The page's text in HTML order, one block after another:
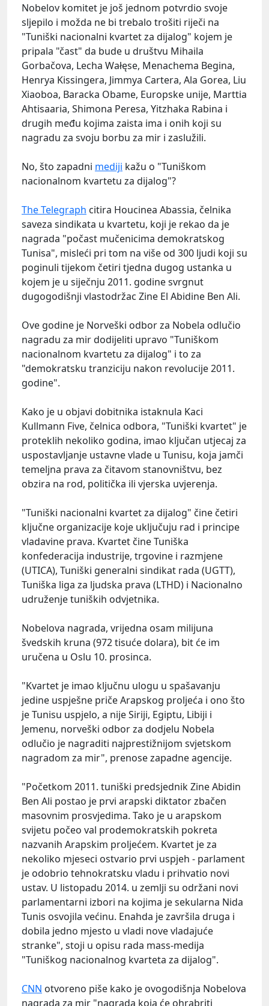
Nobelov komitet je još jednom potvrdio svoje
sljepilo i možda ne bi trebalo trošiti riječi na
"Tuniški nacionalni kvartet za dijalog" kojem je
pripala "čast" da bude u društvu Mihaila
Gorbačova, Lecha Wałęse, Menachema Begina,
Henrya Kissingera, Jimmya Cartera, Ala Gorea, Liu
Xiaoboa, Baracka Obame, Europske unije, Marttia
Ahtisaaria, Shimona Peresa, Yitzhaka Rabina i
drugih među kojima zaista ima i onih koji su
nagradu za svoju borbu za mir i zaslužili.
No, što zapadni mediji kažu o "Tuniškom
nacionalnom kvartetu za dijalog"?
The Telegraph citira Houcinea Abassia, čelnika
saveza sindikata u kvartetu, koji je rekao da je
nagrada "počast mučenicima demokratskog
Tunisa", misleći pri tom na više od 300 ljudi koji su
poginuli tijekom četiri tjedna dugog ustanka u
kojem je u siječnju 2011. godine svrgnut
dugogodišnji vlastodržac Zine El Abidine Ben Ali.
Ove godine je Norveški odbor za Nobela odlučio
nagradu za mir dodijeliti upravo "Tuniškom
nacionalnom kvartetu za dijalog" i to za
"demokratsku tranziciju nakon revolucije 2011.
godine".
Kako je u objavi dobitnika istaknula Kaci
Kullmann Five, čelnica odbora, "Tuniški kvartet" je
proteklih nekoliko godina, imao ključan utjecaj za
uspostavljanje ustavne vlade u Tunisu, koja jamči
temeljna prava za čitavom stanovništvu, bez
obzira na rod, politička ili vjerska uvjerenja.
"Tuniški nacionalni kvartet za dijalog" čine četiri
ključne organizacije koje uključuju rad i principe
vladavine prava. Kvartet čine Tuniška
konfederacija industrije, trgovine i razmjene
(UTICA), Tuniški generalni sindikat rada (UGTT),
Tuniška liga za ljudska prava (LTHD) i Nacionalno
udruženje tuniških odvjetnika.
Nobelova nagrada, vrijedna osam milijuna
švedskih kruna (972 tisuće dolara), bit će im
uručena u Oslu 10. prosinca.
"Kvartet je imao ključnu ulogu u spašavanju
jedine uspješne priče Arapskog proljeća i ono što
je Tunisu uspjelo, a nije Siriji, Egiptu, Libiji i
Jemenu, norveški odbor za dodjelu Nobela
odlučio je nagraditi najprestižnijom svjetskom
nagradom za mir", prenose zapadne agencije.
"Početkom 2011. tuniški predsjednik Zine Abidin
Ben Ali postao je prvi arapski diktator zbačen
masovnim prosvjedima. Tako je u arapskom
svijetu počeo val prodemokratskih pokreta
nazvanih Arapskim proljećem. Kvartet je za
nekoliko mjeseci ostvario prvi uspjeh - parlament
je odobrio tehnokratsku vladu i prihvatio novi
ustav. U listopadu 2014. u zemlji su održani novi
parlamentarni izbori na kojima je sekularna Nida
Tunis osvojila većinu. Enahda je završila druga i
dobila jedno mjesto u vladi nove vladajuće
stranke", stoji u opisu rada mass-medija
"Tuniškog nacionalnog kvarteta za dijalog".
CNN otvoreno piše kako je ovogodišnja Nobelova
nagrada za mir "nagrada koja će ohrabriti